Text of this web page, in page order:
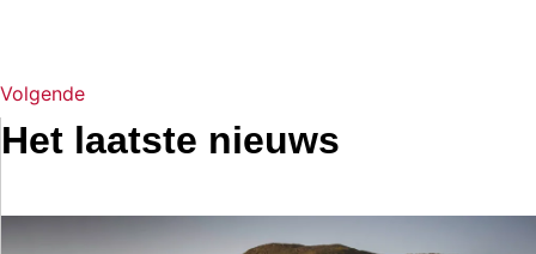
Volgende
Het laatste nieuws